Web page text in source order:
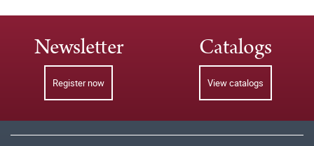
Newsletter
Register now
Catalogs
View catalogs